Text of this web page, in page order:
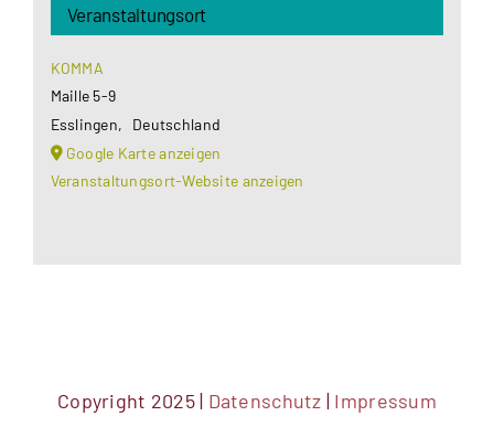
Veranstaltungsort
KOMMA
Maille 5-9
Esslingen,
Deutschland
Google Karte anzeigen
Veranstaltungsort-Website anzeigen
Copyright 2025 | Datenschutz | Impressum